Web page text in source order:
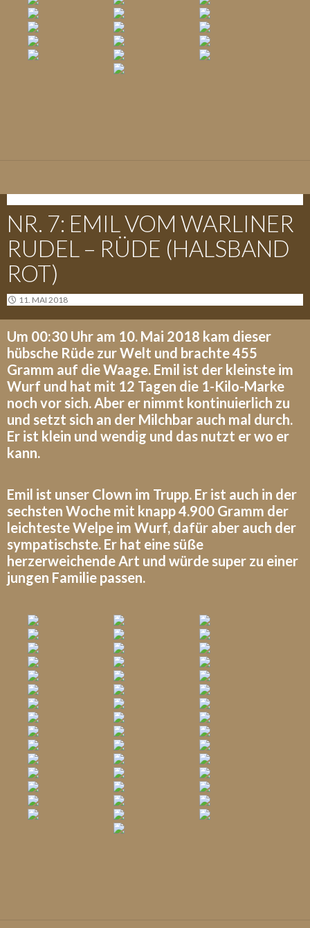
NR. 7: EMIL VOM WARLINER
RUDEL – RÜDE (HALSBAND
ROT)
11. MAI 2018
Um 00:30 Uhr am 10. Mai 2018 kam dieser
hübsche Rüde zur Welt und brachte 455
Gramm auf die Waage. Emil ist der kleinste im
Wurf und hat mit 12 Tagen die 1-Kilo-Marke
noch vor sich. Aber er nimmt kontinuierlich zu
und setzt sich an der Milchbar auch mal durch.
Er ist klein und wendig und das nutzt er wo er
kann.
Emil ist unser Clown im Trupp. Er ist auch in der
sechsten Woche mit knapp 4.900 Gramm der
leichteste Welpe im Wurf, dafür aber auch der
sympatischste. Er hat eine süße
herzerweichende Art und würde super zu einer
jungen Familie passen.